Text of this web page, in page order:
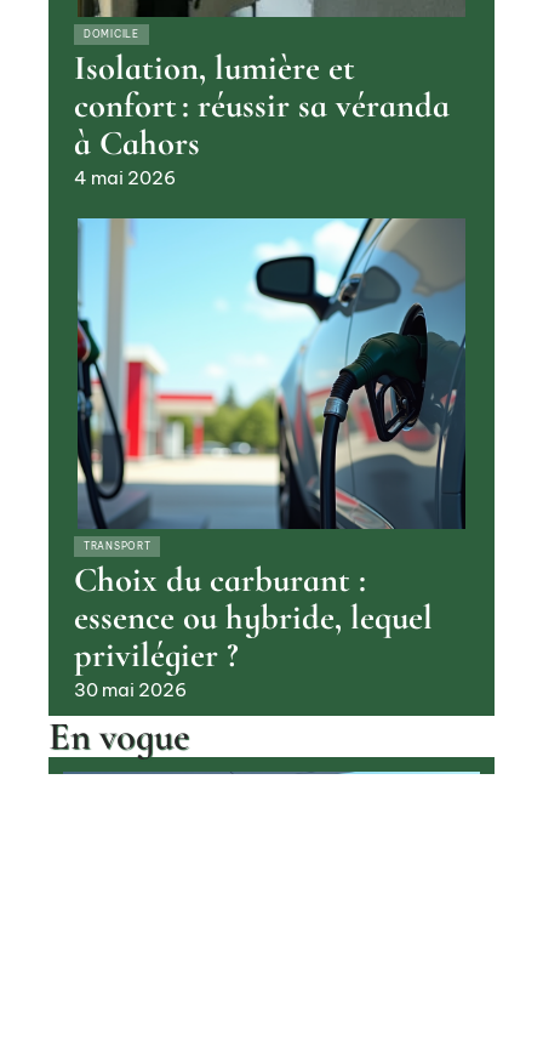
DOMICILE
Isolation, lumière et
confort : réussir sa véranda
à Cahors
4 mai 2026
TRANSPORT
Choix du carburant :
essence ou hybride, lequel
privilégier ?
30 mai 2026
En vogue